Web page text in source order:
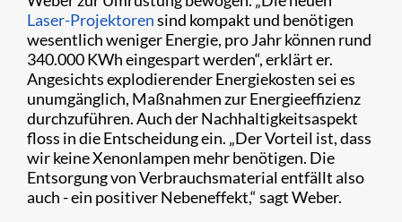
Laser-Projektorensind kompakt und benötigen
wesentlich weniger Energie, pro Jahr können rund
340.000 KWh eingespart werden“, erklärt er.
Angesichts explodierender Energiekosten sei es
unumgänglich, Maßnahmen zur Energieeffizienz
durchzuführen. Auch der Nachhaltigkeitsaspekt
floss in die Entscheidung ein. „Der Vorteil ist, dass
wir keine Xenonlampen mehr benötigen. Die
Entsorgung von Verbrauchsmaterial entfällt also
auch - ein positiver Nebeneffekt,“ sagt Weber.